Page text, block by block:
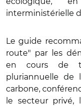
interministérielle
Le guide
route" par les
en cours de
pluriannuelle de
carbone,
le secteur privé,